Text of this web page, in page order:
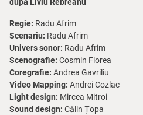
după Liviu Rebreanu
Regie: Radu Afrim
Scenariu: Radu Afrim
Univers sonor: Radu Afrim
Scenografie: Cosmin Florea
Coregrafie: Andrea Gavriliu
Video Mapping: Andrei Cozlac
Light design: Mircea Mitroi
Sound design: Călin Țopa